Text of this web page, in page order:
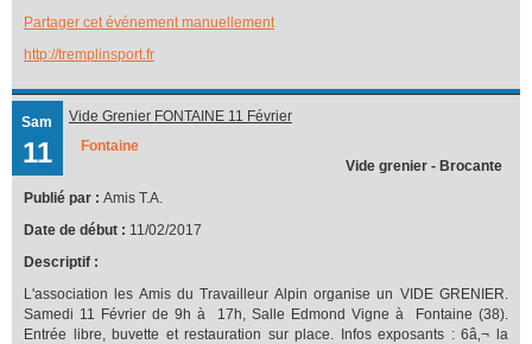
Partager cet événement manuellement
http://tremplinsport.fr
Sam
11
Vide Grenier FONTAINE 11 Février
Fontaine
Vide grenier - Brocante
Publié par : Amis T.A.
Date de début : 11/02/2017
Descriptif :
L'association les Amis du Travailleur Alpin organise un VIDE GRENIER.
Samedi 11 Février de 9h à 17h, Salle Edmond Vigne à Fontaine (38).
Entrée libre, buvette et restauration sur place. Infos exposants : 6â‚¬ la